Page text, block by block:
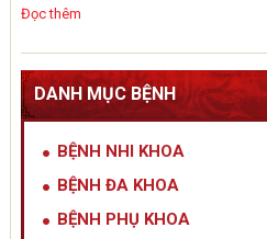
Đọc thêm
DANH MỤC BỆNH
BỆNH NHI KHOA
BỆNH ĐA KHOA
BỆNH PHỤ KHOA